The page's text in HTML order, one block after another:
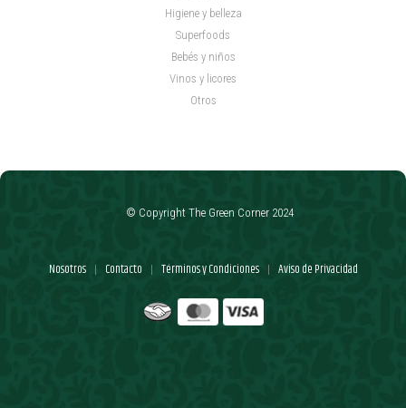
Higiene y belleza
Superfoods
Bebés y niños
Vinos y licores
Otros
Nosotros | Contacto | Términos y Condiciones | Aviso de Privacidad
© Copyright The Green Corner 2024